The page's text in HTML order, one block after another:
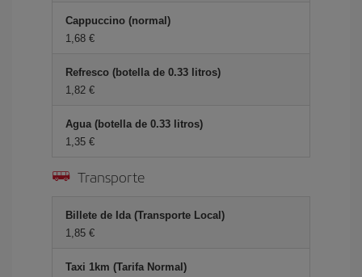
Cappuccino (normal)
1,68 €
Refresco (botella de 0.33 litros)
1,82 €
Agua (botella de 0.33 litros)
1,35 €
Transporte
Billete de Ida (Transporte Local)
1,85 €
Taxi 1km (Tarifa Normal)